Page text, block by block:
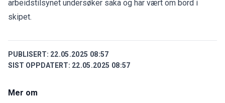
arbeidstilsynet undersøker saka og har vært om bord i
skipet.
PUBLISERT: 22.05.2025 08:57
SIST OPPDATERT: 22.05.2025 08:57
Mer om